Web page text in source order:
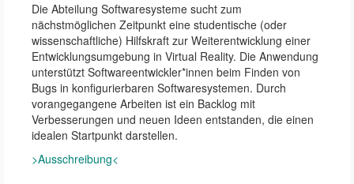
Die Abteilung Softwaresysteme sucht zum
nächstmöglichen Zeitpunkt eine studentische (oder
wissenschaftliche) Hilfskraft zur Weiterentwicklung einer
Entwicklungsumgebung in Virtual Reality. Die Anwendung
unterstützt Softwareentwickler*innen beim Finden von
Bugs in konfigurierbaren Softwaresystemen. Durch
vorangegangene Arbeiten ist ein Backlog mit
Verbesserungen und neuen Ideen entstanden, die einen
idealen Startpunkt darstellen.
>Ausschreibung<